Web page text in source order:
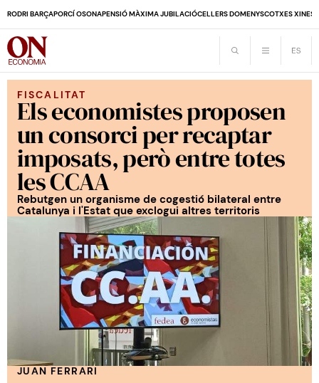
RODRI BARÇAPORCÍ OSONAPENSIÓ MÀXIMA JUBILACIÓCELLERS DOMENYSCOTXES
FISCALITAT
Els economistes proposen
un consorci per recaptar
imposats, però entre totes
les CCAA
Rebutgen un organisme de cogestió bilateral entre
Catalunya i l'Estat que exclogui altres territoris
JUAN FERRARI